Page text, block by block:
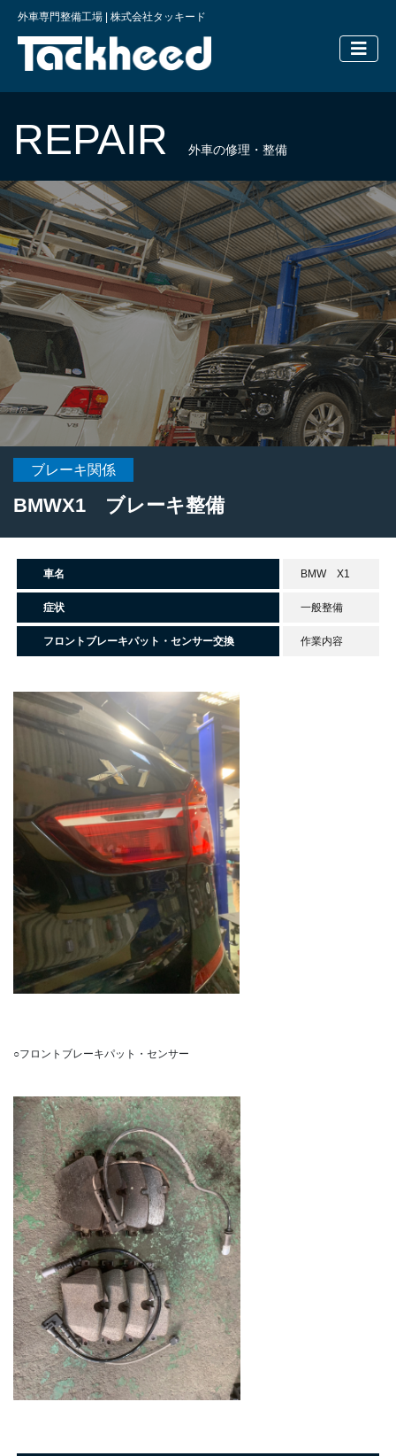
外車専門整備工場 | 株式会社タッキード
横浜の外
REPAIR 外車の修理・整備
ブレーキ関係
BMWX1 ブレーキ整備
車名 BMW X1
症状 一般整備
フロントブレーキパット・センサー交換 作業内容
○フロントブレーキパット・センサー